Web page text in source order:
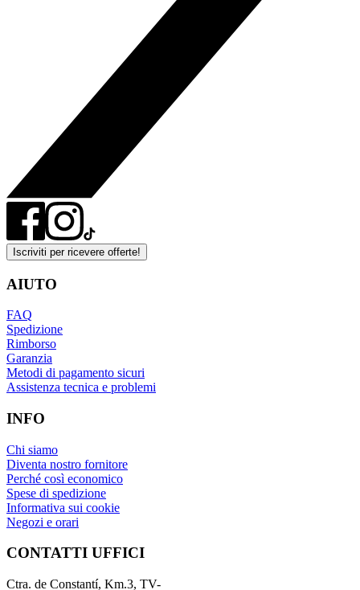
Iscriviti per ricevere offerte!
AIUTO
FAQ
Spedizione
Rimborso
Garanzia
Metodi di pagamento sicuri
Assistenza tecnica e problemi
INFO
Chi siamo
Diventa nostro fornitore
Perché così economico
Spese di spedizione
Informativa sui cookie
Negozi e orari
CONTATTI UFFICI
Ctra. de Constantí, Km.3, TV-